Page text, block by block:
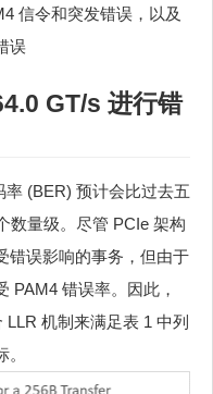
信令和突发错误，以及
误
GT/s 进行错
(BER) 预计会比过去五
数量级。尽管 PCIe 架构
错误影响的事务，但由于
PAM4 错误率。因此，
机制来满足表 1 中列